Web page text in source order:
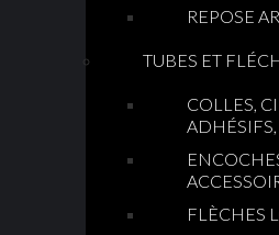
REPOSE
TUBES ET
COLLES,
ADHÉSIFS,
FLÈCHES